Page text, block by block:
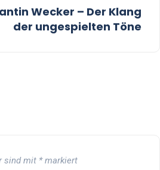
Wecker – Der Klang
der ungespielten Töne
sind mit *markiert